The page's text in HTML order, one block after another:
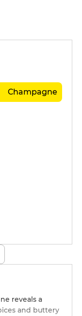
Champagne
reveals a
and buttery